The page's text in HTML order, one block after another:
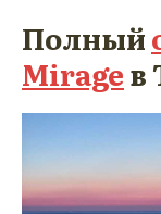
Полный
Mirageв